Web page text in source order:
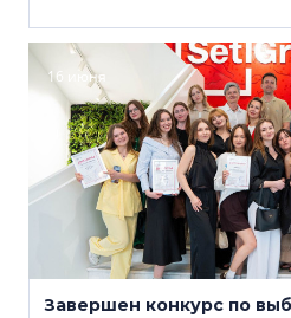
16 июня
Завершен конкурс по